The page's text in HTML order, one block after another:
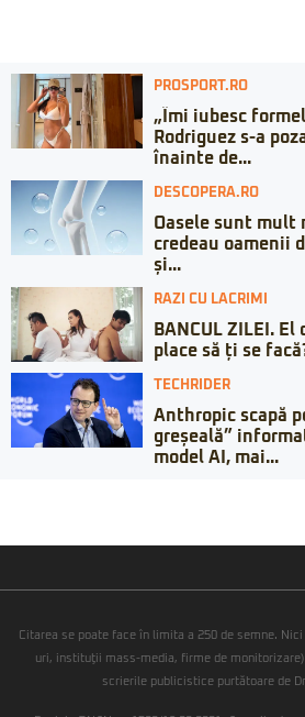
PROSPORT.RO
„Îmi iubesc
Rodriguez s-a
înainte de...
DESCOPERA.RO
Oasele sunt mult
credeau oamenii
și...
RAZI CU LACRIMI
BANCUL ZILEI.
place să ți se
TECHRIDER
Anthropic scapă
greșeală”
model AI, mai...
Citarea se poate face în limita a 250 de semne.
uri, instituţii mass-media, firme de
scrierile publicistice purtătoare de